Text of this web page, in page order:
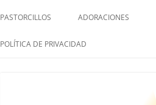
PASTORCILLOS ADORACIONES
POLÍTICA DE PRIVACIDAD